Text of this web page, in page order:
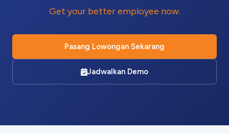
Get your better employee now.
Pasang Lowongan Sekarang
Jadwalkan Demo
Mulai Percakapan
Kami membalas dengan cepat